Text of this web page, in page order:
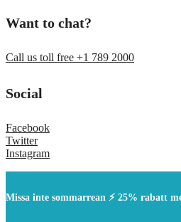
Want to chat?
Call us toll free +1 789 2000
Social
Facebook
Twitter
Instagram
Missa inte sommarrean ⚡ 25% rabatt